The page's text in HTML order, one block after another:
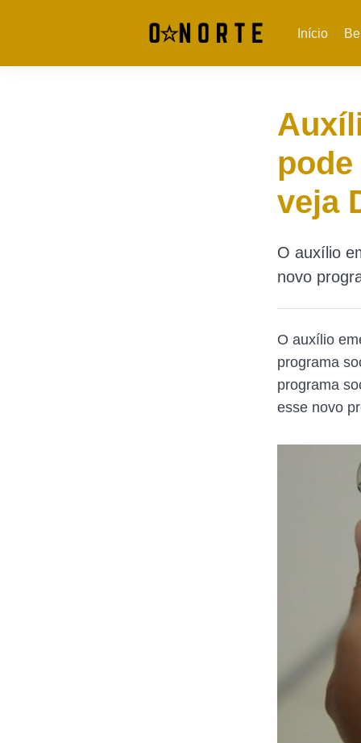
Início
veja
O auxílio
novo
O auxílio
programa
programa
esse novo